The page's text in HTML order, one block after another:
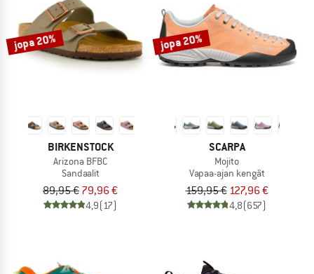
jopa 20%
BIRKENSTOCK
Arizona BFBC
Sandaalit
89,95 € 79,96 €
4,9(17)
jopa 20%
SCARPA
Mojito
Vapaa-ajan kengät
159,95 € 127,96 €
4,8(657)